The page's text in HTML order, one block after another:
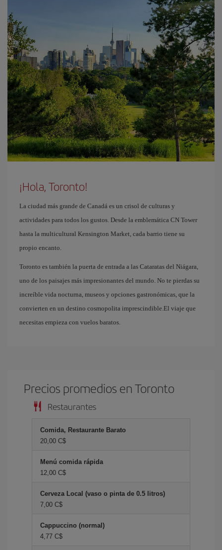
¡Hola, Toronto!
La ciudad más grande de Canadá es un crisol de culturas y
actividades para todos los gustos. Desde la emblemática CN Tower
hasta la multicultural Kensington Market, cada barrio tiene su
propio encanto.
Toronto es también la puerta de entrada a las Cataratas del Niágara,
uno de los paisajes más impresionantes del mundo. No te pierdas su
increíble vida nocturna, museos y opciones gastronómicas, que la
convierten en un destino cosmopolita imprescindible.El viaje que
necesitas empieza con vuelos baratos.
Precios promedios en Toronto
Restaurantes
Comida, Restaurante Barato
20,00 C$
Menú comida rápida
12,00 C$
Cerveza Local (vaso o pinta de 0.5 litros)
7,00 C$
Cappuccino (normal)
4,77 C$